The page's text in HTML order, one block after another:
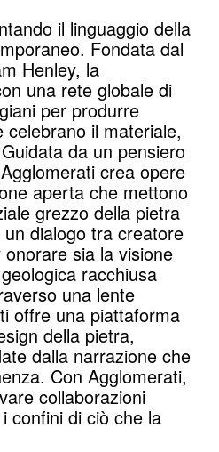
il linguaggio della
Fondata dal
Henley, la
una rete globale di
per produrre
il materiale,
da un pensiero
crea opere
aperta che mettono
grezzo della pietra
dialogo tra creatore
sia la visione
racchiusa
una lente
offre una piattaforma
della pietra,
dalla narrazione che
Con Agglomerati,
collaborazioni
confini di ciò che la